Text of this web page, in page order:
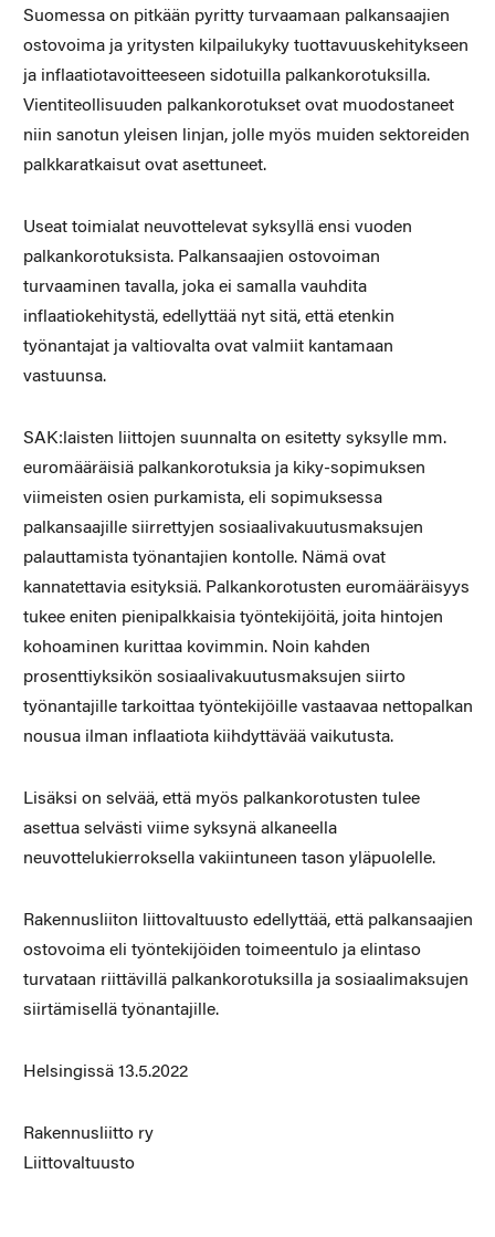
Suomessa on pitkään pyritty turvaamaan palkansaajien
ostovoima ja yritysten kilpailukyky tuottavuuskehitykseen
ja inflaatiotavoitteeseen sidotuilla palkankorotuksilla.
Vientiteollisuuden palkankorotukset ovat muodostaneet
niin sanotun yleisen linjan, jolle myös muiden sektoreiden
palkkaratkaisut ovat asettuneet.
Useat toimialat neuvottelevat syksyllä ensi vuoden
palkankorotuksista. Palkansaajien ostovoiman
turvaaminen tavalla, joka ei samalla vauhdita
inflaatiokehitystä, edellyttää nyt sitä, että etenkin
työnantajat ja valtiovalta ovat valmiit kantamaan
vastuunsa.
SAK:laisten liittojen suunnalta on esitetty syksylle mm.
euromääräisiä palkankorotuksia ja kiky-sopimuksen
viimeisten osien purkamista, eli sopimuksessa
palkansaajille siirrettyjen sosiaalivakuutusmaksujen
palauttamista työnantajien kontolle. Nämä ovat
kannatettavia esityksiä. Palkankorotusten euromääräisyys
tukee eniten pienipalkkaisia työntekijöitä, joita hintojen
kohoaminen kurittaa kovimmin. Noin kahden
prosenttiyksikön sosiaalivakuutusmaksujen siirto
työnantajille tarkoittaa työntekijöille vastaavaa nettopalkan
nousua ilman inflaatiota kiihdyttävää vaikutusta.
Lisäksi on selvää, että myös palkankorotusten tulee
asettua selvästi viime syksynä alkaneella
neuvottelukierroksella vakiintuneen tason yläpuolelle.
Rakennusliiton liittovaltuusto edellyttää, että palkansaajien
ostovoima eli työntekijöiden toimeentulo ja elintaso
turvataan riittävillä palkankorotuksilla ja sosiaalimaksujen
siirtämisellä työnantajille.
Helsingissä 13.5.2022
Rakennusliitto ry
Liittovaltuusto